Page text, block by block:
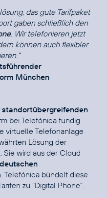
das gute Tarifpaket
gaben schließlich den
. Wir telefonieren jetzt
können auch flexibler
München
standortübergreifenden
bei Telefónica fündig.
virtuelle Telefonanlage
Lösung der
Sie wird aus der Cloud
deutschen
Telefónica bündelt diese
zu "Digital Phone".